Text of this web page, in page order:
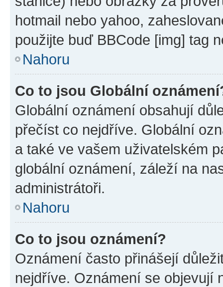
hotmail nebo yahoo,
použijte buď BBCode [img] tag
Nahoru
Co to jsou Globální
Globální oznámení obsahují
přečíst co nejdříve. Globální
a také ve vašem uživatelském
globální oznámení, záleží na
administrátoři.
Nahoru
Co to jsou oznámení?
Oznámení často přinášejí
nejdříve. Oznámení se objevují